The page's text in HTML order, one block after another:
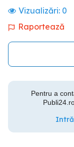
Vizualizări: 0
Raportează
Pentru a